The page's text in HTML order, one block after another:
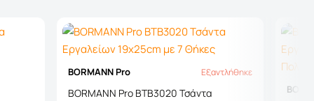
Εξαντλήθηκε
BORMANN Pro Εξαντλήθηκε
BORMANN Pro BTB3020 Τσάντα